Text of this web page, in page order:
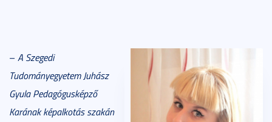
– A Szegedi
Tudományegyetem Juhász
Gyula Pedagógusképző
Karának képalkotás szakán